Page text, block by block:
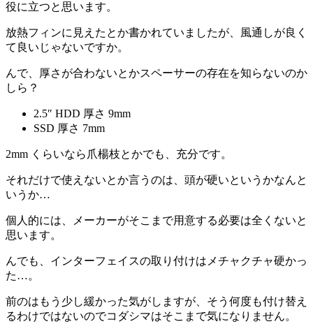
役に立つと思います。
放熱フィンに見えたとか書かれていましたが、風通しが良く
て良いじゃないですか。
んで、厚さが合わないとかスペーサーの存在を知らないのか
しら？
2.5″ HDD 厚さ 9mm
SSD 厚さ 7mm
2mm くらいなら爪楊枝とかでも、充分です。
それだけで使えないとか言うのは、頭が硬いというかなんと
いうか…
個人的には、メーカーがそこまで用意する必要は全くないと
思います。
んでも、 インターフェイスの取り付けはメチャクチャ硬かっ
た…。
前のはもう少し緩かった気がしますが、そう何度も付け替え
るわけではないのでコダシマはそこまで気になりません。